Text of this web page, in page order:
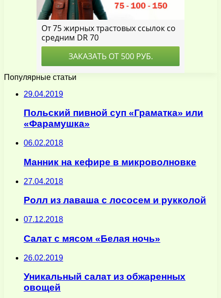
Популярные статьи
29.04.2019
Польский пивной суп «Граматка» или
«Фарамушка»
06.02.2018
Манник на кефире в микроволновке
27.04.2018
Ролл из лаваша с лососем и рукколой
07.12.2018
Салат с мясом «Белая ночь»
26.02.2019
Уникальный салат из обжаренных
овощей